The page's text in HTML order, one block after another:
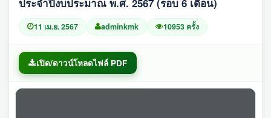
11 เม.ย. 2567 adminkmk 10953 ครั้ง
เปิด/ดาวน์โหลดไฟล์ PDF